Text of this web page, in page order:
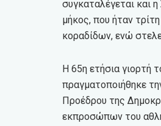
συγκαταλέγεται και
μήκος, που ήταν
κοραδίδων, ενώ
Η 65η ετήσια γιορτή
πραγματοποιήθηκε
Προέδρου της
εκπροσώπων του